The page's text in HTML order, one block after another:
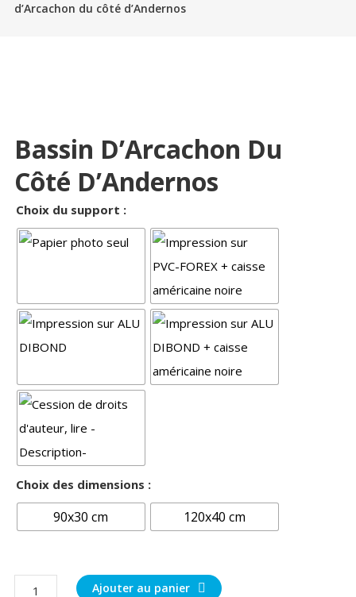
d’Arcachon du côté d’Andernos
Bassin D’Arcachon Du
Côté D’Andernos
Choix du support :
Choix des dimensions :
90x30 cm 120x40 cm
quantité
Ajouter au panier